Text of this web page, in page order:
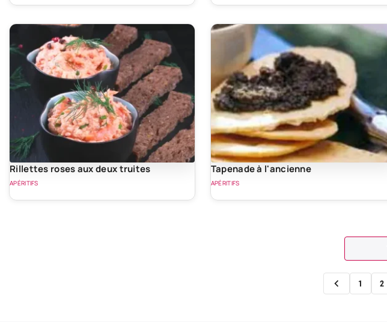
Rillettes roses aux deux truites
APÉRITIFS
Tapenade à l'ancienne
APÉRITIFS
1 2